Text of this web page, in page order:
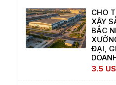
CHO
XÂY
BẮC
ĐẠI,
3.5